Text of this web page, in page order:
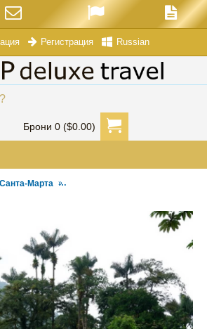
Регистрация Russian
Брони 0 ($0.00)
Санта-Марта Затерянный город в Санта Мартe